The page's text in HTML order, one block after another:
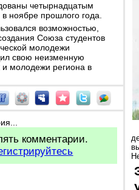
четырнадцатым
ноябре прошлого года.
возможностью,
Союза студентов
молодежи
свою неизменную
и молодежи региона в
комментарии.